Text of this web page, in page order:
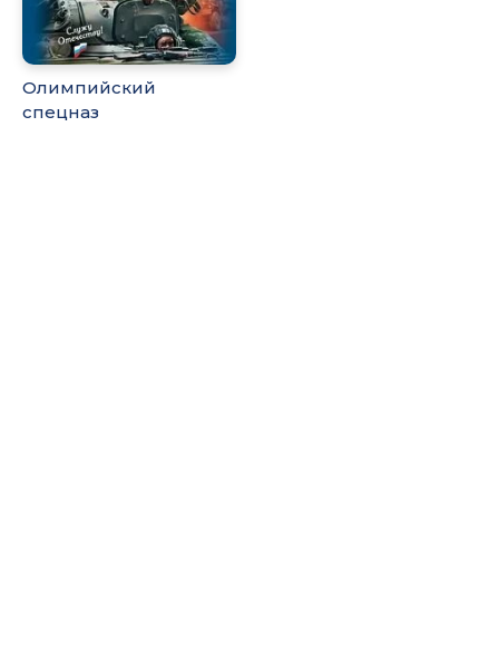
Олимпийский
спецназ